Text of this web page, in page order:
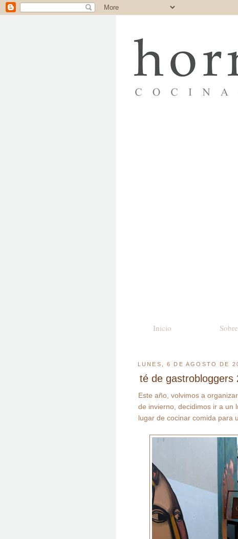
Inicio
LUNES, 6 DE AGOSTO DE
té de gastrobloggers
Este año, volvimos a
de invierno, decidimos ir a un
lugar de cocinar comida para